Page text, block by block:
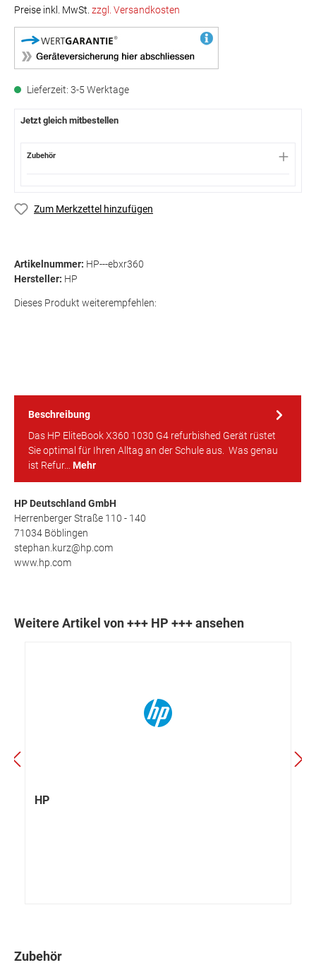
Preise inkl. MwSt. zzgl. Versandkosten
Lieferzeit: 3-5 Werktage
Jetzt gleich mitbestellen
Zubehör
Zum Merkzettel hinzufügen
Artikelnummer: HP---ebxr360
Hersteller: HP
Dieses Produkt weiterempfehlen:
Beschreibung
Das HP EliteBook X360 1030 G4 refurbished Gerät rüstet
Sie optimal für Ihren Alltag an der Schule aus. Was genau
ist Refur… Mehr
HP Deutschland GmbH
Herrenberger Straße 110 - 140
71034 Böblingen
stephan.kurz@hp.com
www.hp.com
Weitere Artikel von +++ HP +++ ansehen
HP
Zubehör